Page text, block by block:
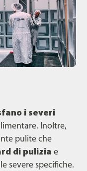
i severi
Inoltre,
pulite che
di pulizia e
severe specifiche.